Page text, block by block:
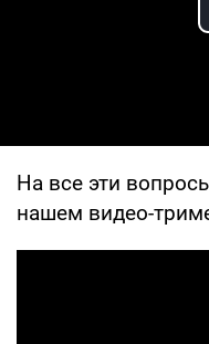
На все эти
нашем видео-